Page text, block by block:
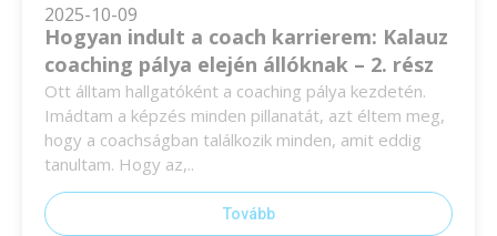
2025-10-09
Hogyan indult a coach karrierem: Kalauz
coaching pálya elején állóknak – 2. rész
Ott álltam hallgatóként a coaching pálya kezdetén.
Imádtam a képzés minden pillanatát, azt éltem meg,
hogy a coachságban találkozik minden, amit eddig
tanultam. Hogy az,..
Tovább